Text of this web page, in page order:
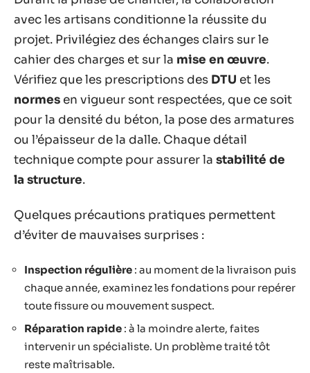
avec les artisans conditionne la réussite du
projet. Privilégiez des échanges clairs sur le
cahier des charges et sur la mise en œuvre.
Vérifiez que les prescriptions des DTU et les
normes en vigueur sont respectées, que ce soit
pour la densité du béton, la pose des armatures
ou l’épaisseur de la dalle. Chaque détail
technique compte pour assurer la stabilité de
la structure.
Quelques précautions pratiques permettent
d’éviter de mauvaises surprises :
Inspection régulière : au moment de la livraison puis
chaque année, examinez les fondations pour repérer
toute fissure ou mouvement suspect.
Réparation rapide : à la moindre alerte, faites
intervenir un spécialiste. Un problème traité tôt
reste maîtrisable.